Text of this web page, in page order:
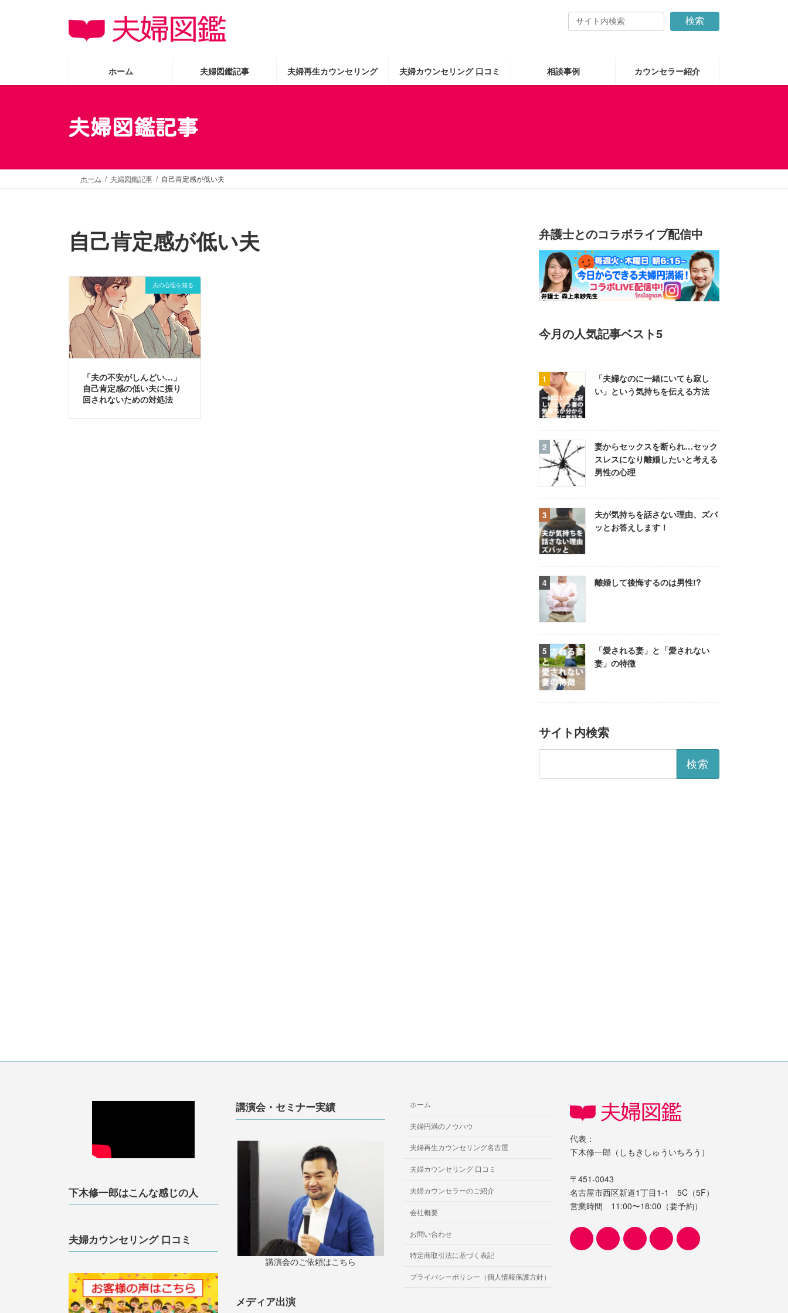
へ
ョ
検索
ホーム 夫婦図鑑記事 夫婦再生カウンセリング 夫婦カウンセリング 口コミ 相談事例 カウンセラー紹介
夫婦図鑑記事
ホーム 夫婦図鑑記事 自己肯定感が低い夫
自己肯定感が低い夫
夫の心理を知る
「夫の不安がしんどい…」
自己肯定感の低い夫に振り
回されないための対処法
弁護士とのコラボライブ配信中
今月の人気記事ベスト5
「夫婦なのに一緒にいても寂し
い」という気持ちを伝える方法
妻からセックスを断られ…セック
スレスになり離婚したいと考える
男性の心理
夫が気持ちを話さない理由、ズバ
ッとお答えします！
離婚して後悔するのは男性!?
「愛される妻」と「愛されない
妻」の特徴
サイト内検索
下木修一郎はこんな感じの人
夫婦カウンセリング 口コミ
講演会・セミナー実績
講演会のご依頼はこちら
メディア出演
ホーム
夫婦円満のノウハウ
夫婦再生カウンセリング名古屋
夫婦カウンセリング 口コミ
夫婦カウンセラーのご紹介
会社概要
お問い合わせ
特定商取引法に基づく表記
プライバシーポリシー（個人情報保護方針）
代表：
下木修一郎（しもきしゅういちろう）
〒451-0043
名古屋市西区新道1丁目1-1 5C（5F）
営業時間 11:00〜18:00（要予約）